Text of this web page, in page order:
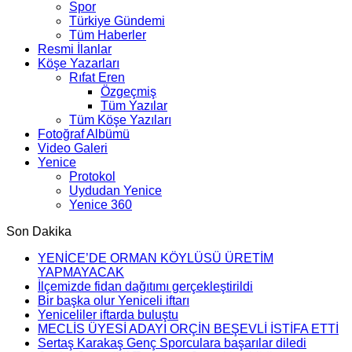
Spor
Türkiye Gündemi
Tüm Haberler
Resmi İlanlar
Köşe Yazarları
Rıfat Eren
Özgeçmiş
Tüm Yazılar
Tüm Köşe Yazıları
Fotoğraf Albümü
Video Galeri
Yenice
Protokol
Uydudan Yenice
Yenice 360
Son Dakika
YENİCE’DE ORMAN KÖYLÜSÜ ÜRETİM
YAPMAYACAK
İlçemizde fidan dağıtımı gerçekleştirildi
Bir başka olur Yeniceli iftarı
Yeniceliler iftarda buluştu
MECLİS ÜYESİ ADAYI ORÇİN BEŞEVLİ İSTİFA ETTİ
Sertaş Karakaş Genç Sporculara başarılar diledi